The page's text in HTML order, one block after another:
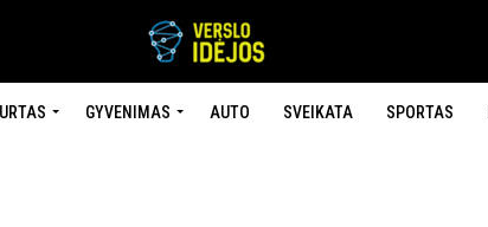
GYVENIMAS AUTO SVEIKATA SPORTAS